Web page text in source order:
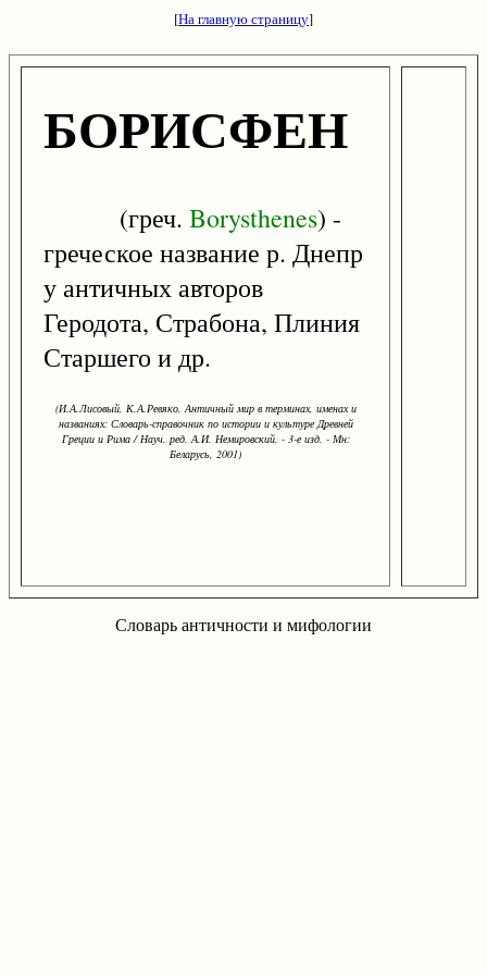
[На главную страницу]
БОРИСФЕН
(греч. Borysthenes) -
греческое название р. Днепр
у античных авторов
Геродота, Страбона, Плиния
Старшего и др.
(И.А.Лисовый, К.А.Ревяко. Античный мир в терминах, именах и
названиях: Словарь-справочник по истории и культуре Древней
Греции и Рима / Науч. ред. А.И. Немировский. - 3-е изд. - Мн:
Беларусь, 2001)
Словарь античности и мифологии